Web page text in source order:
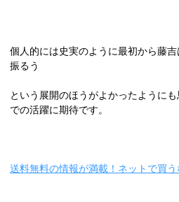
個人的には史実のように最初から藤
振るう
という展開のほうがよかったように
での活躍に期待です。
送料無料の情報が満載！ネットで買